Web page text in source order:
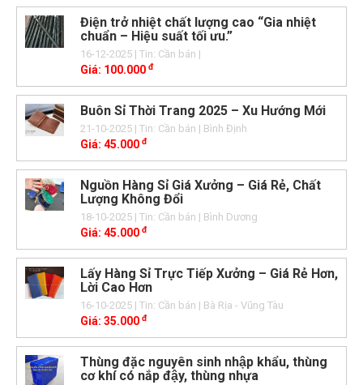
Điện trở nhiệt chất lượng cao “Gia nhiệt
chuẩn – Hiệu suất tối ưu.”
16-12-2025| Tin: Cần bán |
Giá: 100.000 đ
Buôn Sỉ Thời Trang 2025 – Xu Hướng Mới
21-10-2025| Tin: Cần bán | Bình Định
Giá: 45.000 đ
Nguồn Hàng Sỉ Giá Xưởng – Giá Rẻ, Chất
Lượng Không Đổi
18-10-2025| Tin: Cần bán | Bình Dương
Giá: 45.000 đ
Lấy Hàng Sỉ Trực Tiếp Xưởng – Giá Rẻ Hơn,
Lời Cao Hơn
16-10-2025| Tin: Cần bán | Bà Rịa - Vũng Tàu
Giá: 35.000 đ
Thùng đặc nguyên sinh nhập khẩu, thùng
cơ khí có nắp đậy, thùng nhựa